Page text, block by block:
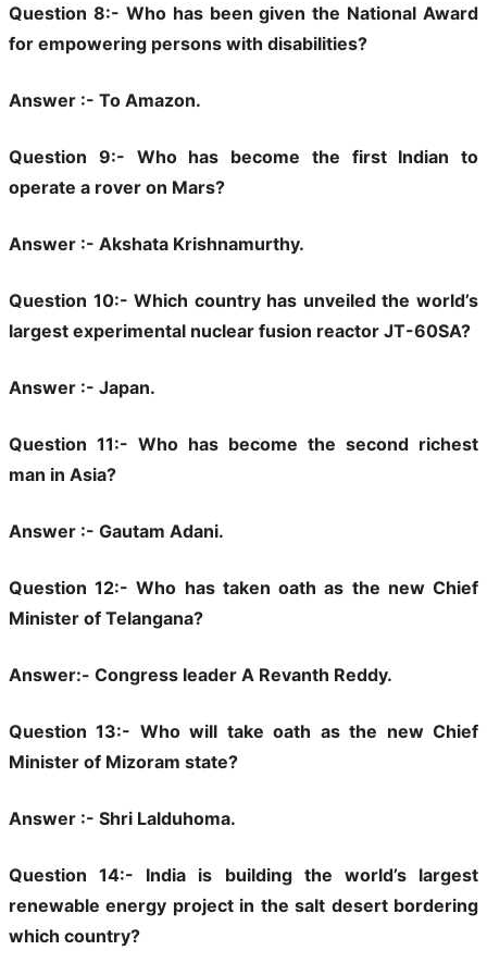
Question 8:- Who has been given the National Award
for empowering persons with disabilities?
Answer :- To Amazon.
Question 9:- Who has become the first Indian to
operate a rover on Mars?
Answer :- Akshata Krishnamurthy.
Question 10:- Which country has unveiled the world’s
largest experimental nuclear fusion reactor JT-60SA?
Answer :- Japan.
Question 11:- Who has become the second richest
man in Asia?
Answer :- Gautam Adani.
Question 12:- Who has taken oath as the new Chief
Minister of Telangana?
Answer:- Congress leader A Revanth Reddy.
Question 13:- Who will take oath as the new Chief
Minister of Mizoram state?
Answer :- Shri Lalduhoma.
Question 14:- India is building the world’s largest
renewable energy project in the salt desert bordering
which country?